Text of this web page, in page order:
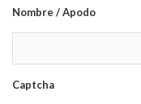
Nombre / Apodo
Captcha